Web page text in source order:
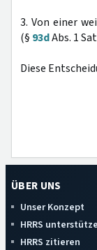
3. Von einer
(§ 93dAbs. 1
Diese
ÜBER UNS
Unser Konzept
HRRS
HRRS zitieren